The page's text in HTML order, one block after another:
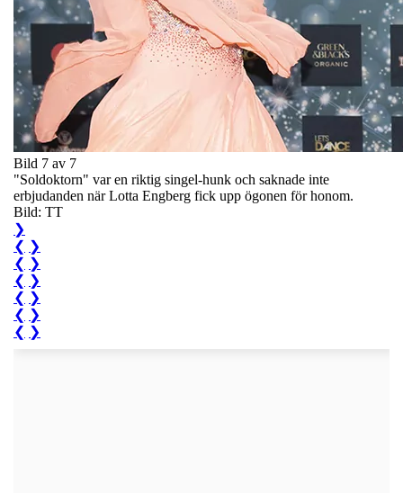
Bild 7 av 7
"Soldoktorn" var en riktig singel-hunk och saknade inte
erbjudanden när Lotta Engberg fick upp ögonen för honom.
Bild: TT
❯
❮ ❯
❮ ❯
❮ ❯
❮ ❯
❮ ❯
❮ ❯